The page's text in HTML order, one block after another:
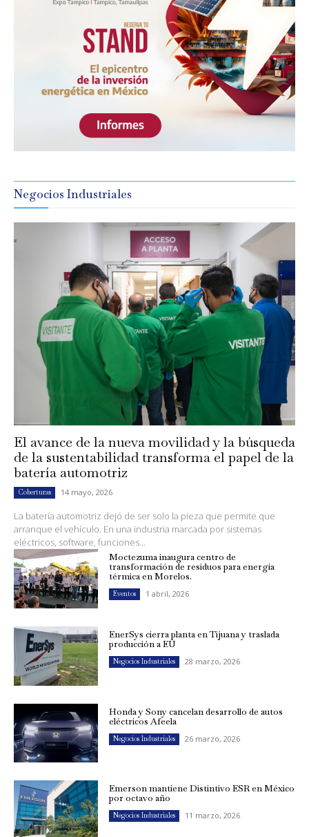
Negocios Industriales
El avance de la nueva movilidad y la búsqueda
de la sustentabilidad transforma el papel de la
batería automotriz
Coberturas 14 mayo, 2026
La batería automotriz dejó de ser solo la pieza que permite que
arranque el vehículo. En una industria marcada por sistemas
eléctricos, software, funciones...
Moctezuma inaugura centro de
transformación de residuos para energía
térmica en Morelos.
Eventos 1 abril, 2026
EnerSys cierra planta en Tijuana y traslada
producción a EU
Negocios Industriales 28 marzo, 2026
Honda y Sony cancelan desarrollo de autos
eléctricos Afeela
Negocios Industriales 26 marzo, 2026
Emerson mantiene Distintivo ESR en México
por octavo año
Negocios Industriales 11 marzo, 2026